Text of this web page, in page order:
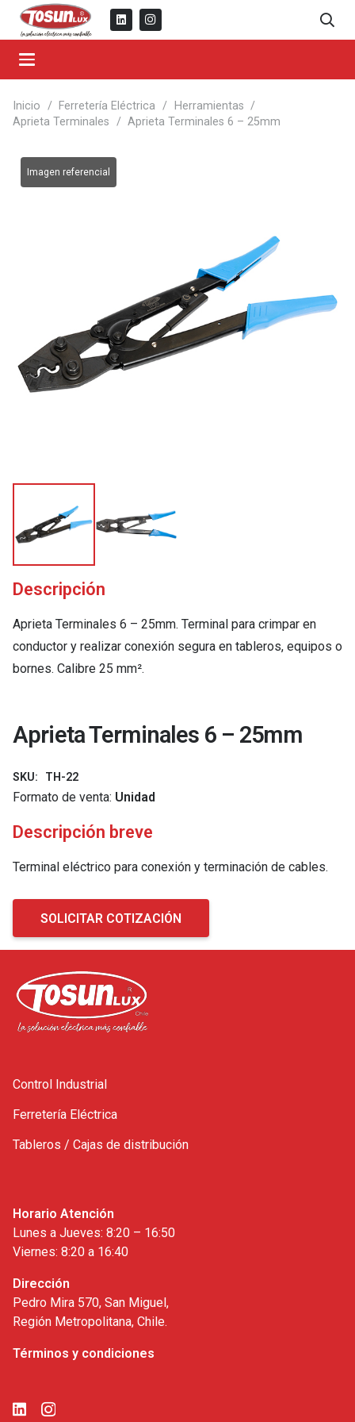
Inicio / Ferretería Eléctrica / Herramientas /
Aprieta Terminales / Aprieta Terminales 6 – 25mm
Descripción
Aprieta Terminales 6 – 25mm. Terminal para crimpar en
conductor y realizar conexión segura en tableros, equipos o
bornes. Calibre 25 mm².
Aprieta Terminales 6 – 25mm
SKU: TH-22
Formato de venta: Unidad
Descripción breve
Terminal eléctrico para conexión y terminación de cables.
SOLICITAR COTIZACIÓN
Control Industrial
Ferretería Eléctrica
Tableros / Cajas de distribución
Horario Atención
Lunes a Jueves: 8:20 – 16:50
Viernes: 8:20 a 16:40
Dirección
Pedro Mira 570, San Miguel,
Región Metropolitana, Chile.
Términos y condiciones